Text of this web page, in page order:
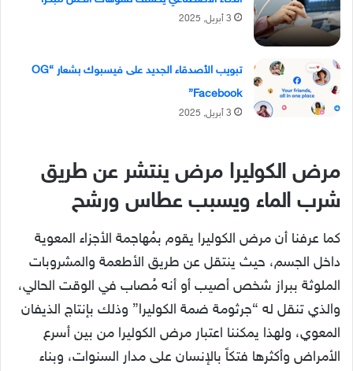
3 أبريل, 2025
تبويب الأصدقاء الجديد على فيسبوك بشعار “OG
Facebook”
3 أبريل, 2025
مرض الكوليرا مرض ينتشر عن طريق
شرب الماء ويسبب عطاس ورشح
كما عرفنا أن مرض الكوليرا يقوم بمُهاجمة الأجزاء المعوية
داخل الجسم، حيث ينتقل عن طريق الأطعمة والمشروبات
الملوثة ببراز شخص أصيب أو أنه مُصاب في الوقت الحالي،
والذي تنقل له “جرثومة ضمة الكوليرا” وذلك بإنتاج الذيفان
المعوي، ولهذا يمكننا اعتبار مرض الكوليرا من بين أسرع
الأمراض وأكثرها فتكاً بالإنسان على مدار السنوات، وبناء